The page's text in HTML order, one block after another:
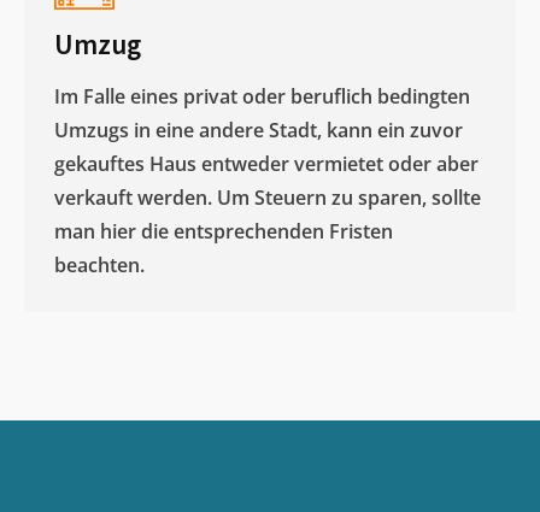
Umzug
Im Falle eines privat oder beruflich bedingten
Umzugs in eine andere Stadt, kann ein zuvor
gekauftes Haus entweder vermietet oder aber
verkauft werden. Um Steuern zu sparen, sollte
man hier die entsprechenden Fristen
beachten.